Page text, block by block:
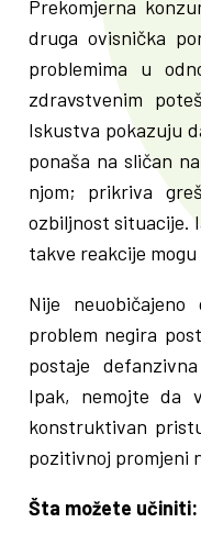
Prekomjerna
druga ovisnička
problemima u
zdravstvenim
Iskustva pokazuju
ponaša na sličan
njom; prikriva
ozbiljnost situacije.
takve reakcije
Nije
problem negira
postaje
Ipak, nemojte da
konstruktivan
pozitivnoj promjeni
Šta možete učiniti: